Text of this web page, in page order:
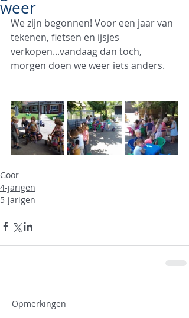
weer
We zijn begonnen! Voor een jaar van
tekenen, fietsen en ijsjes
verkopen...vandaag dan toch,
morgen doen we weer iets anders.
Goor
4-jarigen
5-jarigen
Opmerkingen